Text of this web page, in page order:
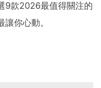
9款2026最值得關注的
你心動。